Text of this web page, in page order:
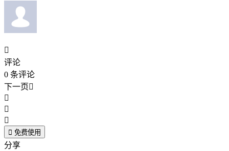

评论
0 条评论
下一页



 免费使用
分享